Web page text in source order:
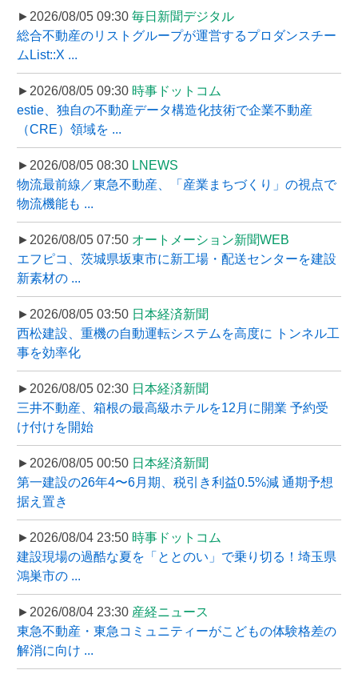
►2026/08/05 09:30 毎日新聞デジタル
総合不動産のリストグループが運営するプロダンスチー
ムList::X ...
►2026/08/05 09:30 時事ドットコム
estie、独自の不動産データ構造化技術で企業不動産
（CRE）領域を ...
►2026/08/05 08:30 LNEWS
物流最前線／東急不動産、「産業まちづくり」の視点で
物流機能も ...
►2026/08/05 07:50 オートメーション新聞WEB
エフピコ、茨城県坂東市に新工場・配送センターを建設
新素材の ...
►2026/08/05 03:50 日本経済新聞
西松建設、重機の自動運転システムを高度に トンネル工
事を効率化
►2026/08/05 02:30 日本経済新聞
三井不動産、箱根の最高級ホテルを12月に開業 予約受
け付けを開始
►2026/08/05 00:50 日本経済新聞
第一建設の26年4〜6月期、税引き利益0.5%減 通期予想
据え置き
►2026/08/04 23:50 時事ドットコム
建設現場の過酷な夏を「ととのい」で乗り切る！埼玉県
鴻巣市の ...
►2026/08/04 23:30 産経ニュース
東急不動産・東急コミュニティーがこどもの体験格差の
解消に向け ...